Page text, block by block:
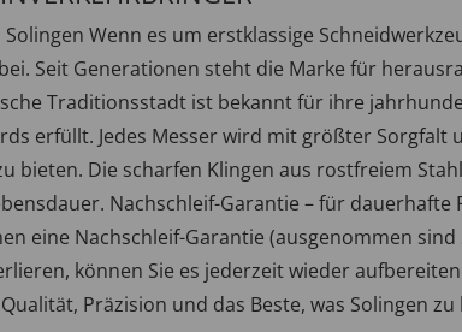
Wenn es um erstklassige
Seit Generationen steht die Marke für
Traditionsstadt ist bekannt für ihre
erfüllt. Jedes Messer wird mit größter
bieten. Die scharfen Klingen aus rostfreiem
Nachschleif-Garantie – für
eine Nachschleif-Garantie (ausgenommen
können Sie es jederzeit wieder
Präzision und das Beste, was Solingen